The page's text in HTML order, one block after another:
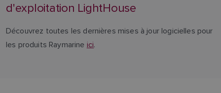
d'exploitation LightHouse
Découvrez toutes les dernières mises à jour logicielles pour
les produits Raymarine ici.